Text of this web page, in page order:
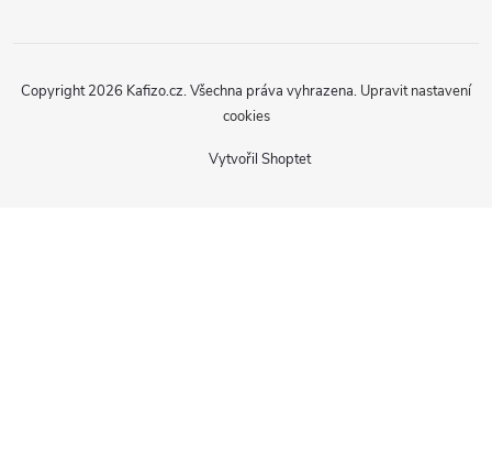
Vytvořil Shoptet
Copyright 2026 Kafizo.cz. Všechna práva vyhrazena. Upravit nastavení
cookies